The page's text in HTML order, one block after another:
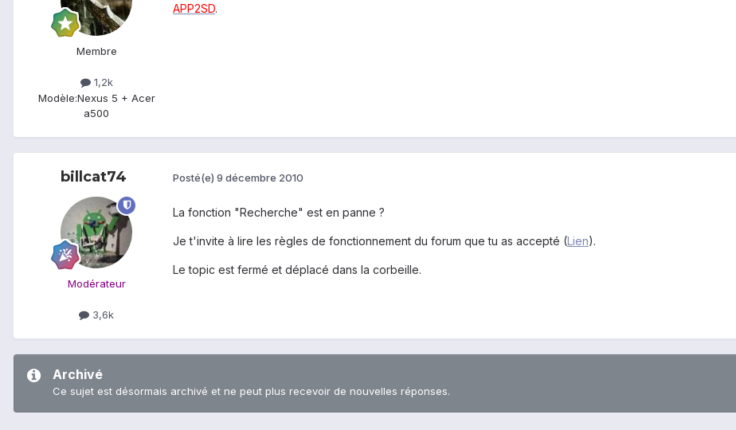
Membre
1,2k
Modèle:Nexus 5 + Acer
a500
APP2SD.
billcat74
Modérateur
3,6k
Posté(e) 9 décembre 2010
La fonction "Recherche" est en panne ?
Je t'invite à lire les règles de fonctionnement du forum que tu as accepté (Lien).
Le topic est fermé et déplacé dans la corbeille.
Archivé
Ce sujet est désormais archivé et ne peut plus recevoir de nouvelles réponses.